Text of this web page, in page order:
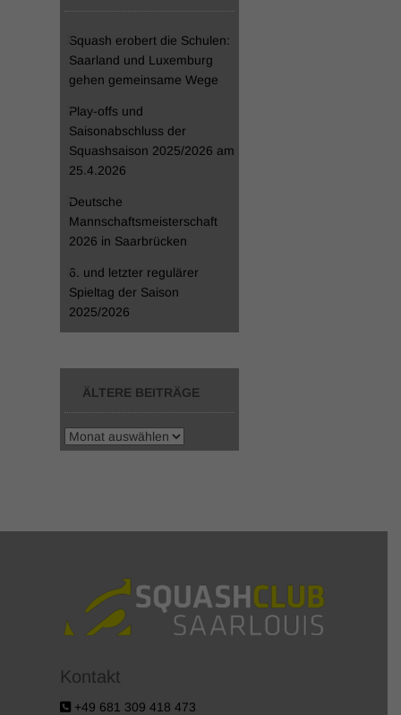
Squash erobert die Schulen:
Saarland und Luxemburg
gehen gemeinsame Wege
Play-offs und
Saisonabschluss der
Squashsaison 2025/2026 am
25.4.2026
Deutsche
Mannschaftsmeisterschaft
2026 in Saarbrücken
6. und letzter regulärer
Spieltag der Saison
2025/2026
ÄLTERE BEITRÄGE
Kontakt
+49 681 309 418 473